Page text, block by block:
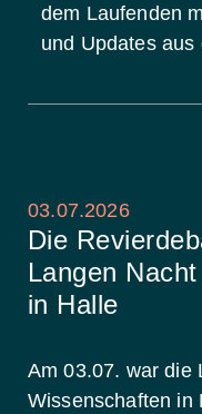
dem Laufenden
und Updates aus
03.07.2026
Die
Langen
in Halle
Am 03.07. war die
Wissenschaften in